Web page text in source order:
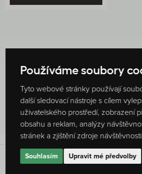
0 %Žádné
Používáme soubory
Tyto webové stránky používají
další sledovací nástroje s cílem
uživatelského prostředí, zobrazení
obsahu a reklam, analýzy
stránek a zjištění zdroje
Souhlasím Upravit mé předvolby